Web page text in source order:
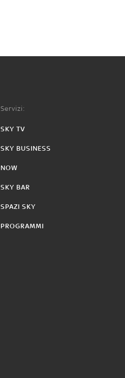
Servizi:
SKY TV
SKY BUSINESS
NOW
SKY BAR
SPAZI SKY
PROGRAMMI